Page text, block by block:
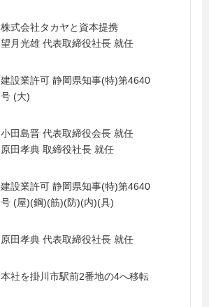
株式会社タカヤと資本提携
望月光雄 代表取締役社長 就任
建設業許可 静岡県知事(特)第4640
号 (大)
小田島晋 代表取締役会長 就任
原田孝典 取締役社長 就任
建設業許可 静岡県知事(特)第4640
号 (屋)(鋼)(筋)(防)(内)(具)
原田孝典 代表取締役社長 就任
本社を掛川市駅前2番地の4へ移転